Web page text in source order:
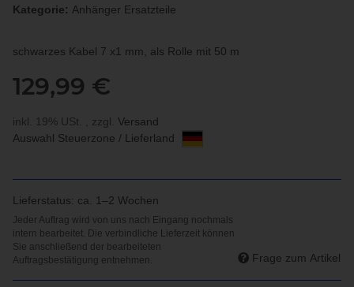
Kategorie: Anhänger Ersatzteile
schwarzes Kabel 7 x1 mm, als Rolle mit 50 m
129,99 €
inkl. 19% USt. , zzgl. Versand
Auswahl Steuerzone / Lieferland
Lieferstatus: ca. 1–2 Wochen
Frage zum Artikel